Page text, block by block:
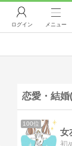
ログイン メニュー
恋愛・結婚
100位
女